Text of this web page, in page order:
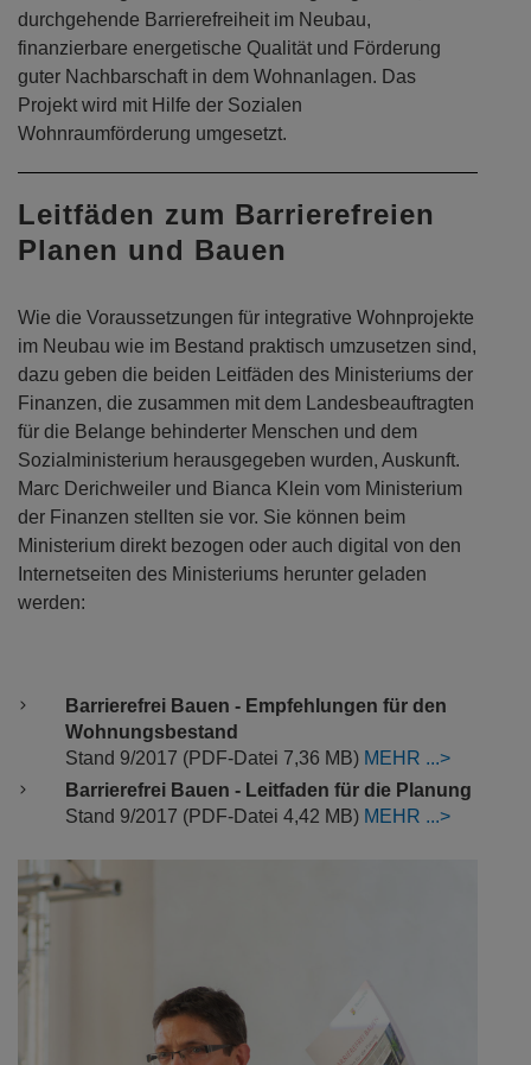
Wohnraumförderung umgesetzt.
Leitfäden zum Barrierefreien
Planen und Bauen
im Neubau wie im Bestand praktisch umzusetzen sind,
dazu geben die beiden Leitfäden des Ministeriums der
für die Belange behinderter Menschen und dem
Sozialministerium herausgegeben wurden, Auskunft.
Marc Derichweiler und Bianca Klein vom Ministerium
der Finanzen stellten sie vor. Sie können beim
Ministerium direkt bezogen oder auch digital von den
Internetseiten des Ministeriums herunter geladen
werden:
Barrierefrei Bauen - Empfehlungen für den
Wohnungsbestand
Stand 9/2017 (PDF-Datei 4,42 MB)MEHR
Previous